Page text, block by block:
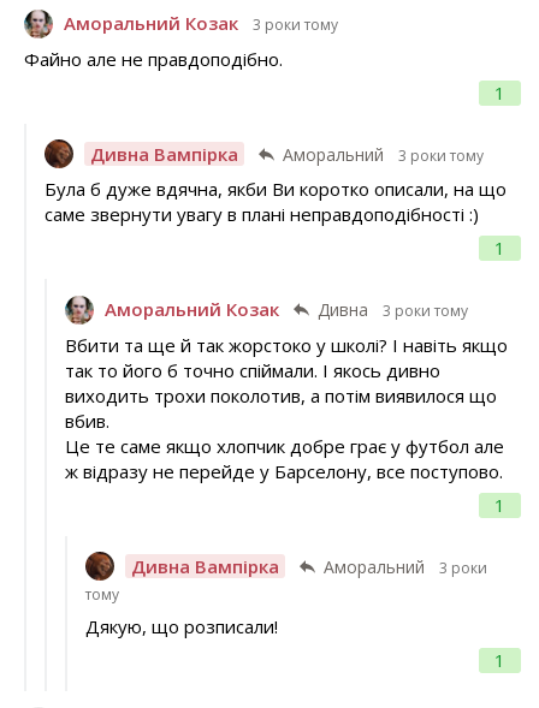
Аморальний Козак 3 роки тому
1
Файно але не правдоподібно.
Дивна Вампірка Аморальний 3 роки тому
1
Була б дуже вдячна, якби Ви коротко описали, на що
саме звернути увагу в плані неправдоподібності :)
Аморальний Козак Дивна 3 роки тому
1
Вбити та ще й так жорстоко у школі? І навіть якщо
так то його б точно спіймали. І якось дивно
виходить трохи поколотив, а потім виявилося що
вбив.
Це те саме якщо хлопчик добре грає у футбол але
ж відразу не перейде у Барселону, все поступово.
Дивна Вампірка Аморальний
3 роки
тому
1
Дякую, що розписали!